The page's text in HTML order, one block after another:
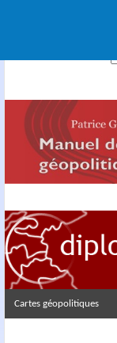
Cartes géopolitiques